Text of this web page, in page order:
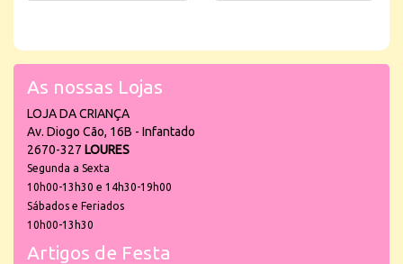
As nossas Lojas
LOJA DA CRIANÇA
Av. Diogo Cão, 16B - Infantado
2670-327 LOURES
Segunda a Sexta
10h00-13h30 e 14h30-19h00
Sábados e Feriados
10h00-13h30
Artigos de Festa